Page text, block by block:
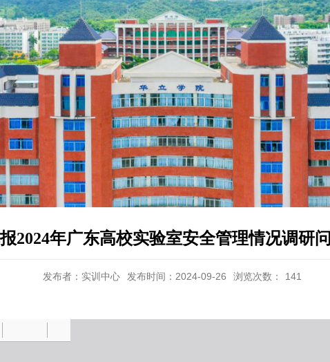
2024年广东高校实验室安全管理情况调研
发布者：实训中心 发布时间：2024-09-26 浏览次数： 141